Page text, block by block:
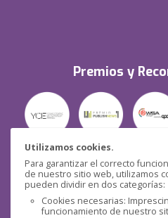
Utilizamos cookies.
Para garantizar el correcto
de nuestro sitio web, utilizamos
pueden dividir en dos categorías:
Cookies necesarias:
funcionamiento de nuestro
Premios y